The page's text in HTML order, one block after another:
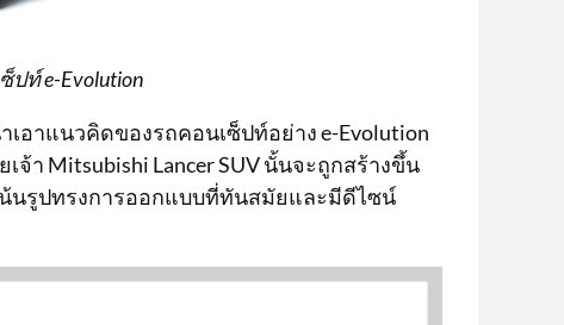
ท์ e-Evolution
อาแนวคิดของรถคอนเซ็ปท์อย่าง e-Evolution
จ้า Mitsubishi Lancer SUV นั้นจะถูกสร้างขึ้น
นรูปทรงการออกแบบที่ทันสมัยและมีดีไซน์